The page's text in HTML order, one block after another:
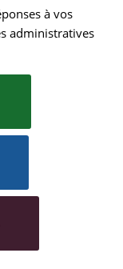
à vos
administratives